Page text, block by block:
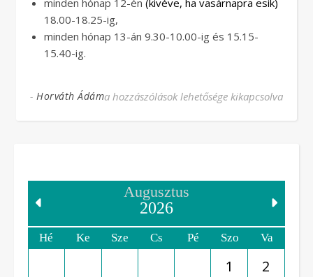
minden hónap 12-én (kivéve, ha vasárnapra esik)
18.00-18.25-ig,
minden hónap 13-án 9.30-10.00-ig és 15.15-
15.40-ig.
- Horváth ÁdámGyóntatási rend bejegyzéshez
a hozzászólások lehetősége kikapcsolva
Augusztus
2026
Hé Ke Sze Cs Pé Szo Va
1 2